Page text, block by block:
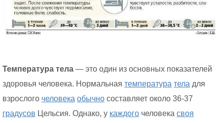
Температура тела — это один из основных показателей
здоровья человека. Нормальная температура тела для
взрослого человека обычно составляет около 36-37
градусов Цельсия. Однако, у каждого человека своя